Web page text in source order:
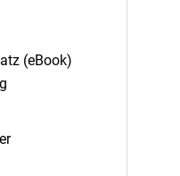
(eBook)